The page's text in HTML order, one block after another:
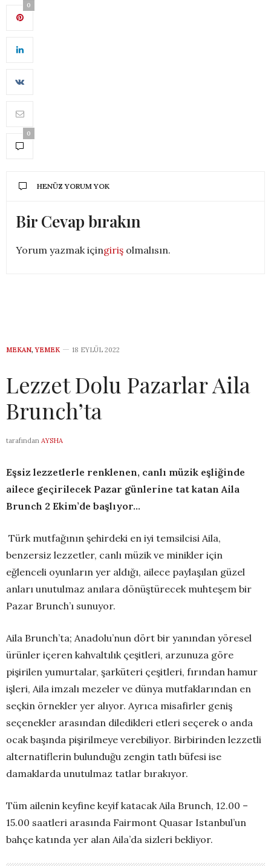
0
0
HENÜZ YORUM YOK
Bir Cevap bırakın
Yorum yazmak içingiriş olmalısın.
MEKAN, YEMEK 18 EYLÜL 2022
Lezzet Dolu Pazarlar Aila
Brunch’ta
tarafından AYSHA
Eşsiz lezzetlerle renklenen, canlı müzik eşliğinde
ailece geçirilecek Pazar günlerine tat katan Aila
Brunch 2 Ekim’de başlıyor…
Türk mutfağının şehirdeki en iyi temsilcisi Aila,
benzersiz lezzetler, canlı müzik ve minikler için
eğlenceli oyunların yer aldığı, ailece paylaşılan güzel
anları unutulmaz anılara dönüştürecek muhteşem bir
Pazar Brunch’ı sunuyor.
Aila Brunch’ta; Anadolu’nun dört bir yanından yöresel
ürünler içeren kahvaltılık çeşitleri, arzunuza göre
pişirilen yumurtalar, şarküteri çeşitleri, fırından hamur
işleri, Aila imzalı mezeler ve dünya mutfaklarından en
seçkin örnekler yer alıyor. Ayrıca misafirler geniş
seçenekler arasından diledikleri etleri seçerek o anda
ocak başında pişirilmeye verebiliyor. Birbirinden lezzetli
alternatiflerin bulunduğu zengin tatlı büfesi ise
damaklarda unutulmaz tatlar bırakıyor.
Tüm ailenin keyfine keyif katacak Aila Brunch, 12.00 –
15.00 saatleri arasında Fairmont Quasar Istanbul’un
bahçe katında yer alan Aila’da sizleri bekliyor.